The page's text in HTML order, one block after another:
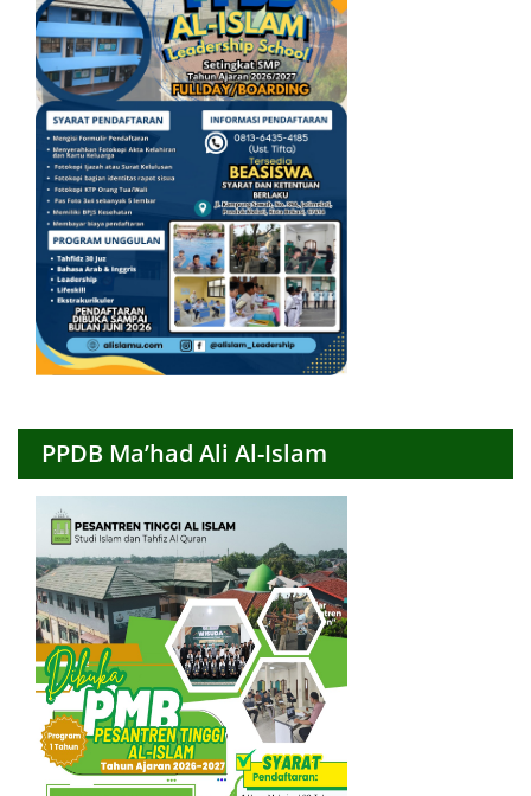
PPDB Ma’had Ali Al-Islam